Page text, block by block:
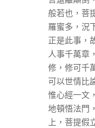
般若也，菩
羅蜜多，況
正是此事，
人事千萬章
修，修可千
可以世情比
惟心經一文
地頓悟法門
上，菩提假